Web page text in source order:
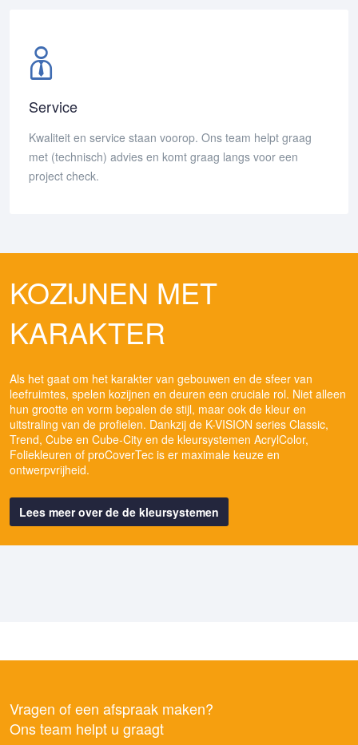
Service
Kwaliteit en service staan voorop. Ons team helpt graag
met (technisch) advies en komt graag langs voor een
project check.
KOZIJNEN MET
KARAKTER
Als het gaat om het karakter van gebouwen en de sfeer van
leefruimtes, spelen kozijnen en deuren een cruciale rol. Niet alleen
hun grootte en vorm bepalen de stijl, maar ook de kleur en
uitstraling van de profielen. Dankzij de K-VISION series Classic,
Trend, Cube en Cube-City en de kleursystemen AcrylColor,
Foliekleuren of proCoverTec is er maximale keuze en
ontwerpvrijheid.
Lees meer over de de kleursystemen
Vragen of een afspraak maken?
Ons team helpt u graagt